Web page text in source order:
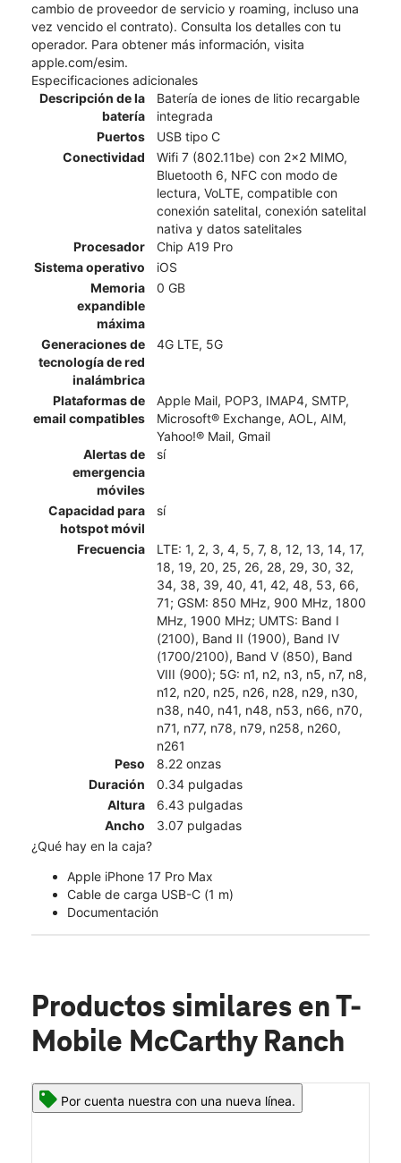
cambio de proveedor de servicio y roaming, incluso una
vez vencido el contrato). Consulta los detalles con tu
operador. Para obtener más información, visita
apple.com/esim.
Especificaciones adicionales
Descripción de la
batería
Batería de iones de litio recargable
integrada
Puertos
USB tipo C
Conectividad
Wifi 7 (802.11be) con 2x2 MIMO,
Bluetooth 6, NFC con modo de
lectura, VoLTE, compatible con
conexión satelital, conexión satelital
nativa y datos satelitales
Procesador
Chip A19 Pro
Sistema operativo
iOS
Memoria
expandible
máxima
0 GB
Generaciones de
tecnología de red
inalámbrica
4G LTE, 5G
Plataformas de
email compatibles
Apple Mail, POP3, IMAP4, SMTP,
Microsoft® Exchange, AOL, AIM,
Yahoo!® Mail, Gmail
Alertas de
emergencia
móviles
sí
Capacidad para
hotspot móvil
sí
Frecuencia
LTE: 1, 2, 3, 4, 5, 7, 8, 12, 13, 14, 17,
18, 19, 20, 25, 26, 28, 29, 30, 32,
34, 38, 39, 40, 41, 42, 48, 53, 66,
71; GSM: 850 MHz, 900 MHz, 1800
MHz, 1900 MHz; UMTS: Band I
(2100), Band II (1900), Band IV
(1700/2100), Band V (850), Band
VIII (900); 5G: n1, n2, n3, n5, n7, n8,
n12, n20, n25, n26, n28, n29, n30,
n38, n40, n41, n48, n53, n66, n70,
n71, n77, n78, n79, n258, n260,
n261
Peso
8.22 onzas
Duración
0.34 pulgadas
Altura
6.43 pulgadas
Ancho
3.07 pulgadas
¿Qué hay en la caja?
Apple iPhone 17 Pro Max
Cable de carga USB-C (1 m)
Documentación
Productos similares en T-
Mobile McCarthy Ranch
Por cuenta nuestra con una nueva línea.